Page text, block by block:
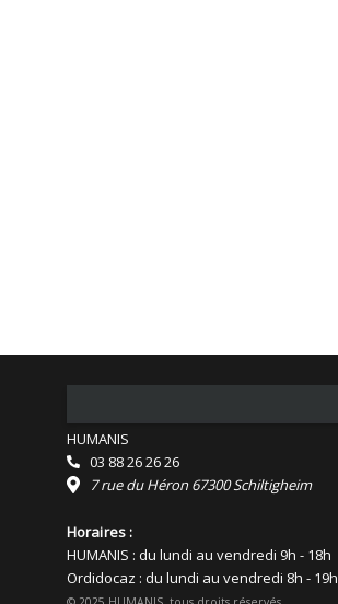
HUMANIS
03 88 26 26 26
7 rue du Héron 67300 Schiltigheim
Horaires :
HUMANIS : du lundi au vendredi 9h - 18h
Ordidocaz : du lundi au vendredi 8h - 19h